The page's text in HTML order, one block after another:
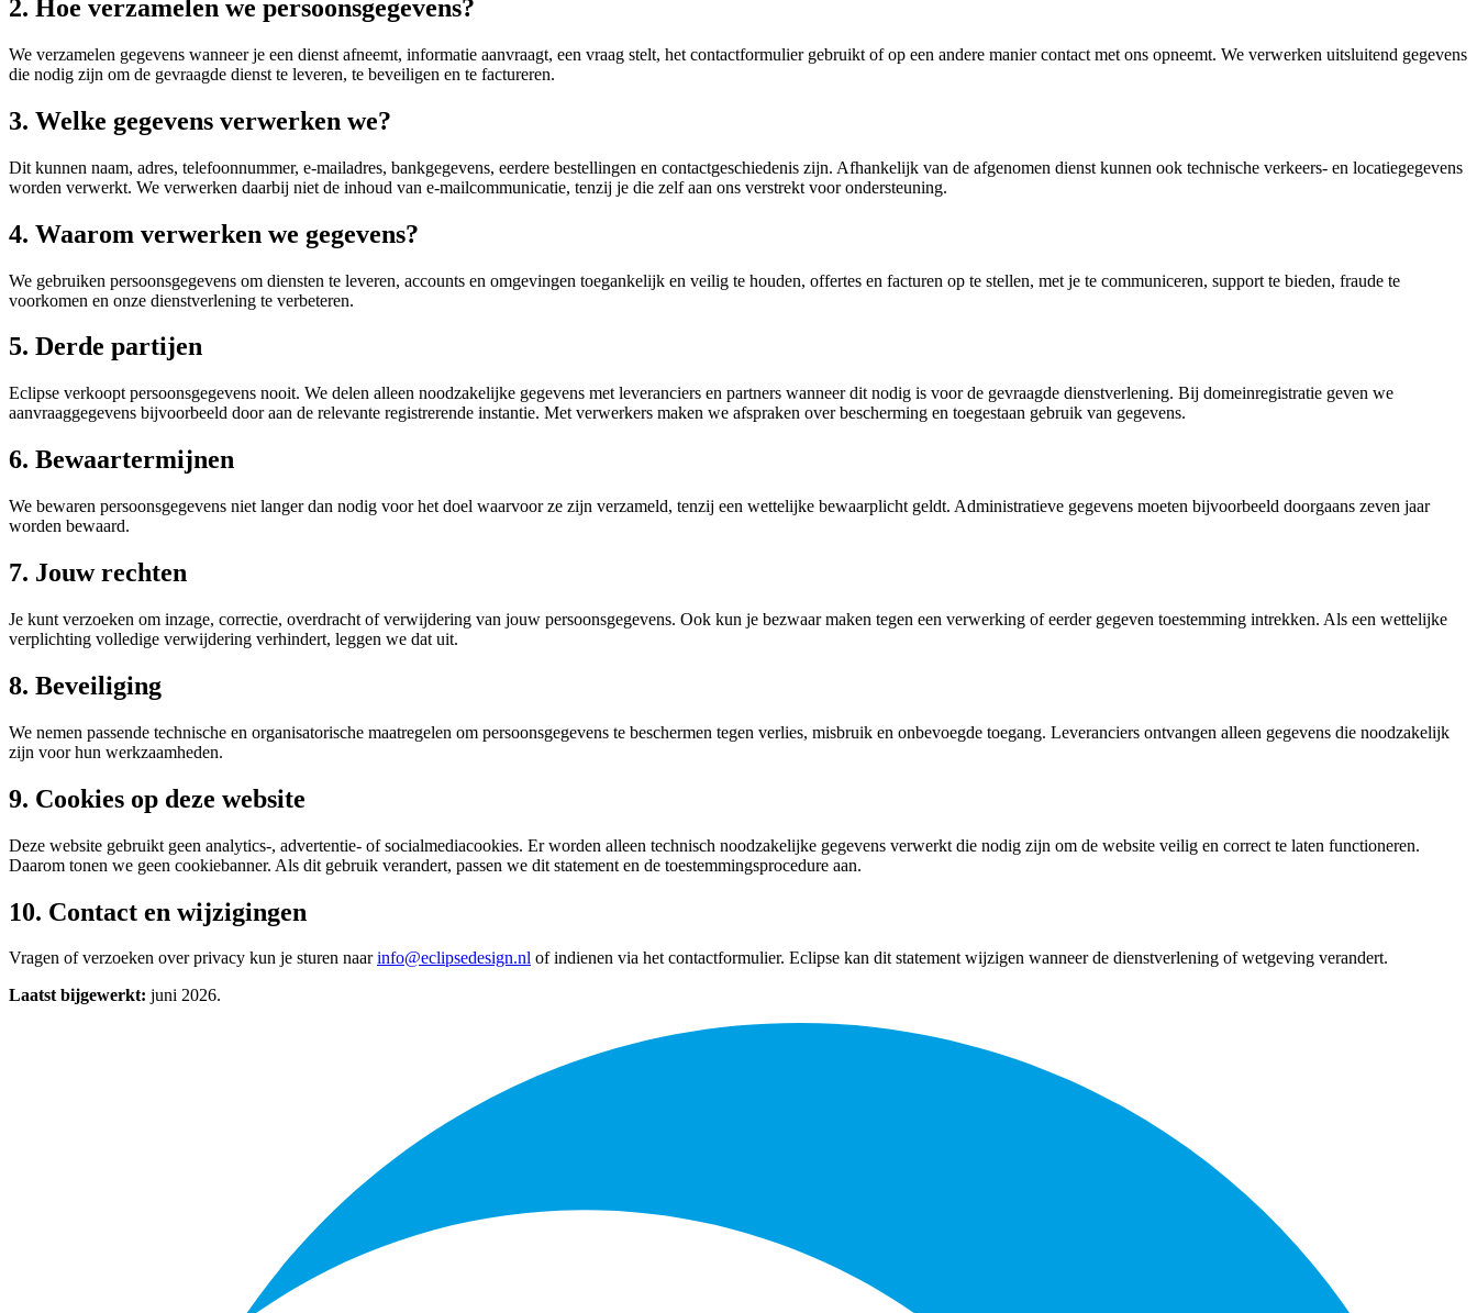
2. Hoe verzamelen we persoonsgegevens?
We verzamelen gegevens wanneer je een dienst afneemt, informatie aanvraagt, een vraag stelt, het contactformulier gebruikt of op een andere manier contact met ons opneemt. We verwerken uitsluitend gegevens
die nodig zijn om de gevraagde dienst te leveren, te beveiligen en te factureren.
3. Welke gegevens verwerken we?
Dit kunnen naam, adres, telefoonnummer, e-mailadres, bankgegevens, eerdere bestellingen en contactgeschiedenis zijn. Afhankelijk van de afgenomen dienst kunnen ook technische verkeers- en locatiegegevens
worden verwerkt. We verwerken daarbij niet de inhoud van e-mailcommunicatie, tenzij je die zelf aan ons verstrekt voor ondersteuning.
4. Waarom verwerken we gegevens?
We gebruiken persoonsgegevens om diensten te leveren, accounts en omgevingen toegankelijk en veilig te houden, offertes en facturen op te stellen, met je te communiceren, support te bieden, fraude te
voorkomen en onze dienstverlening te verbeteren.
5. Derde partijen
Eclipse verkoopt persoonsgegevens nooit. We delen alleen noodzakelijke gegevens met leveranciers en partners wanneer dit nodig is voor de gevraagde dienstverlening. Bij domeinregistratie geven we
aanvraaggegevens bijvoorbeeld door aan de relevante registrerende instantie. Met verwerkers maken we afspraken over bescherming en toegestaan gebruik van gegevens.
6. Bewaartermijnen
We bewaren persoonsgegevens niet langer dan nodig voor het doel waarvoor ze zijn verzameld, tenzij een wettelijke bewaarplicht geldt. Administratieve gegevens moeten bijvoorbeeld doorgaans zeven jaar
worden bewaard.
7. Jouw rechten
Je kunt verzoeken om inzage, correctie, overdracht of verwijdering van jouw persoonsgegevens. Ook kun je bezwaar maken tegen een verwerking of eerder gegeven toestemming intrekken. Als een wettelijke
verplichting volledige verwijdering verhindert, leggen we dat uit.
8. Beveiliging
We nemen passende technische en organisatorische maatregelen om persoonsgegevens te beschermen tegen verlies, misbruik en onbevoegde toegang. Leveranciers ontvangen alleen gegevens die noodzakelijk
zijn voor hun werkzaamheden.
9. Cookies op deze website
Deze website gebruikt geen analytics-, advertentie- of socialmediacookies. Er worden alleen technisch noodzakelijke gegevens verwerkt die nodig zijn om de website veilig en correct te laten functioneren.
Daarom tonen we geen cookiebanner. Als dit gebruik verandert, passen we dit statement en de toestemmingsprocedure aan.
10. Contact en wijzigingen
Vragen of verzoeken over privacy kun je sturen naarinfo@eclipsedesign.nl of indienen via het contactformulier. Eclipse kan dit statement wijzigen wanneer de dienstverlening of wetgeving verandert.
Laatst bijgewerkt: juni 2026.